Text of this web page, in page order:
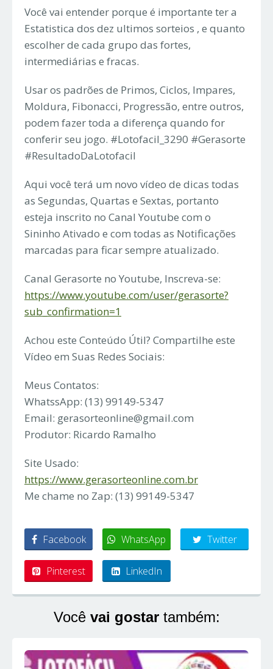
Você vai entender porque é importante ter a
Estatistica dos dez ultimos sorteios , e quanto
escolher de cada grupo das fortes,
intermediárias e fracas.
Usar os padrões de Primos, Ciclos, Impares,
Moldura, Fibonacci, Progressão, entre outros,
podem fazer toda a diferença quando for
conferir seu jogo. #Lotofacil_3290 #Gerasorte
#ResultadoDaLotofacil
Aqui você terá um novo vídeo de dicas todas
as Segundas, Quartas e Sextas, portanto
esteja inscrito no Canal Youtube com o
Sininho Ativado e com todas as Notificações
marcadas para ficar sempre atualizado.
Canal Gerasorte no Youtube, Inscreva-se:
https://www.youtube.com/user/gerasorte?
sub_confirmation=1
Achou este Conteúdo Útil? Compartilhe este
Vídeo em Suas Redes Sociais:
Meus Contatos:
WhatssApp: (13) 99149-5347
Email: gerasorteonline@gmail.com
Produtor: Ricardo Ramalho
Site Usado:
https://www.gerasorteonline.com.br
Me chame no Zap: (13) 99149-5347
Facebook WhatsApp Twitter
Pinterest LinkedIn
Você vai gostartambém: